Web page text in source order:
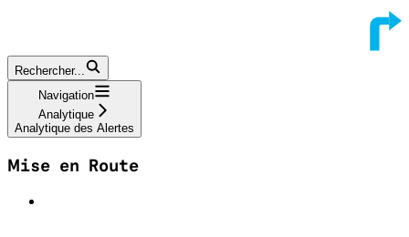
Rechercher...
Navigation
Analytique
Analytique des Alertes
Mise en Route